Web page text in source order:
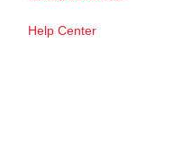
Help Center